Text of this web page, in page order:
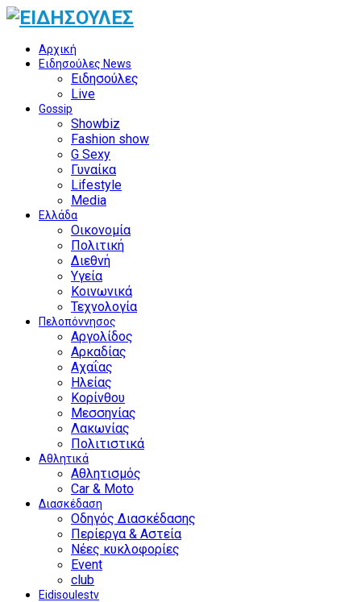
Αρχική
Ειδησούλες News
Ειδησούλες
Live
Gossip
Showbiz
Fashion show
G Sexy
Γυναίκα
Lifestyle
Media
Ελλάδα
Οικονομία
Πολιτική
Διεθνή
Υγεία
Κοινωνικά
Τεχνολογία
Πελοπόννησος
Αργολίδος
Αρκαδίας
Αχαΐας
Ηλείας
Κορίνθου
Μεσσηνίας
Λακωνίας
Πολιτιστικά
Αθλητικά
Αθλητισμός
Car & Moto
Διασκέδαση
Οδηγός Διασκέδασης
Περίεργα & Αστεία
Νέες κυκλοφορίες
Event
club
Eidisoulestv